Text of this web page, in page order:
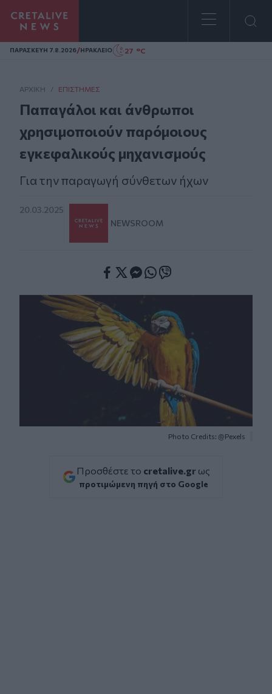
Homepage
ΠΑΡΑΣΚΕΥΗ 7.8.2026/ΗΡΑΚΛΕΙΟ 27 °C
ΑΡΧΙΚΗ / ΕΠΙΣΤΉΜΕΣ
Παπαγάλοι και άνθρωποι
χρησιμοποιούν παρόμοιους
εγκεφαλικούς μηχανισμούς
Για την παραγωγή σύνθετων ήχων
20.03.2025
NEWSROOM
Photo Credits: @Pexels
Προσθέστε το cretalive.gr ως
προτιμώμενη πηγή στο Google